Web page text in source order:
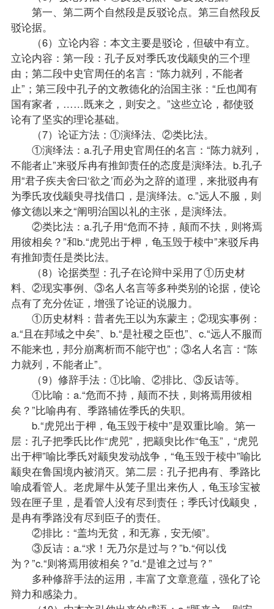
第一、第二两个自然段是反驳论点。第三自然段反
驳论据。
（6）立论内容：本文主要是驳论，但破中有立。
立论内容：第一段：孔子反对季氏攻伐颛臾的三个理
由；第二段中史官周任的名言：“陈力就列，不能者
止”；第三段中孔子的文教德化的治国主张：“丘也闻有
国有家者，……既来之，则安之。”这些立论，都使驳
论有了坚实的理论基础。
（7）论证方法：①演绎法、②类比法。
①演绎法：a.孔子用史官周任的名言：“陈力就列，
不能者止”来驳斥冉有推卸责任的态度是演绎法。b.孔子
用“君子疾夫舍曰‘欲之’而必为之辞的道理，来批驳冉有
为季氏攻伐颛臾寻找借口，是演绎法。c.”远人不服，则
修文德以来之“阐明治国以礼的主张，是演绎法。
②类比法：a.孔子用“危而不持，颠而不扶，则将焉
用彼相矣？”和b.“虎兕出于柙，龟玉毁于椟中”来驳斥冉
有推卸责任是类比法。
（8）论据类型：孔子在论辩中采用了①历史材
料、②现实事例、③名人名言等多种类别的论据，使论
点有了充分佐证，增强了论证的说服力。
①历史材料：昔者先王以为东蒙主；②现实事例：
a.“且在邦域之中矣”、b.“是社稷之臣也”、c.“远人不服而
不能来也，邦分崩离析而不能守也”；③名人名言：“陈
力就列，不能者止”。
（9）修辞手法：①比喻、②排比、③反诘等。
①比喻：a.“危而不持，颠而不扶，则将焉用彼相
矣？”比喻冉有、季路辅佐季氏的失职。
b.“虎兕出于柙，龟玉毁于椟中”是双重比喻。第一
层：孔子把季氏比作“虎兕”，把颛臾比作“龟玉”，“虎兕
出于柙”喻比季氏对颛臾发动战争，“龟玉毁于椟中”喻比
颛臾在鲁国境内被消灭。第二层：孔子把冉有、季路比
喻成看管人。老虎犀牛从笼子里出来伤人，龟玉珍宝被
毁在匣子里，是看管人没有尽到责任；季氏讨伐颛臾，
是冉有季路没有尽到臣子的责任。
②排比：“盖均无贫，和无寡，安无倾”。
③反诘：a.“求！无乃尔是过与？”b.“何以伐
为？”c.“则将焉用彼相矣？”d.“是谁之过与？”
多种修辞手法的运用，丰富了文章意蕴，强化了论
辩力和感染力。